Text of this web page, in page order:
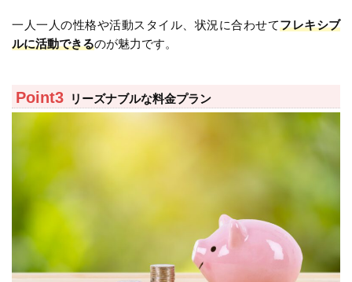
一人一人の性格や活動スタイル、状況に合わせてフレキシブ
ルに活動できるのが魅力です。
リーズナブルな料金プラン